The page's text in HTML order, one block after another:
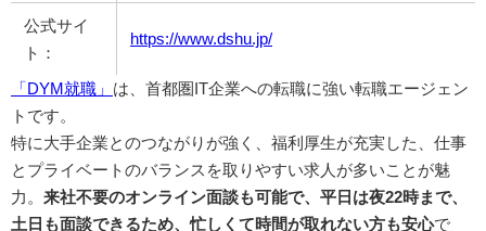
公式サイ
ト：
https://www.dshu.jp/
「DYM就職」 は、首都圏IT企業への転職に強い転職エージェン
トです。
特に大手企業とのつながりが強く、福利厚生が充実した、仕事
とプライベートのバランスを取りやすい求人が多いことが魅
力。 来社不要のオンライン面談も可能で、平日は夜22時まで、
土日も面談できるため、忙しくて時間が取れない方も安心で